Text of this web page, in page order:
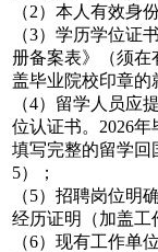
（2）本人有效身
（3）学历学位证
册备案表》（须在
盖毕业院校印章的
（4）留学人员应
位认证书。2026
填写完整的留学回
5）；
（5）招聘岗位明
经历证明（加盖工
（6）现有工作单